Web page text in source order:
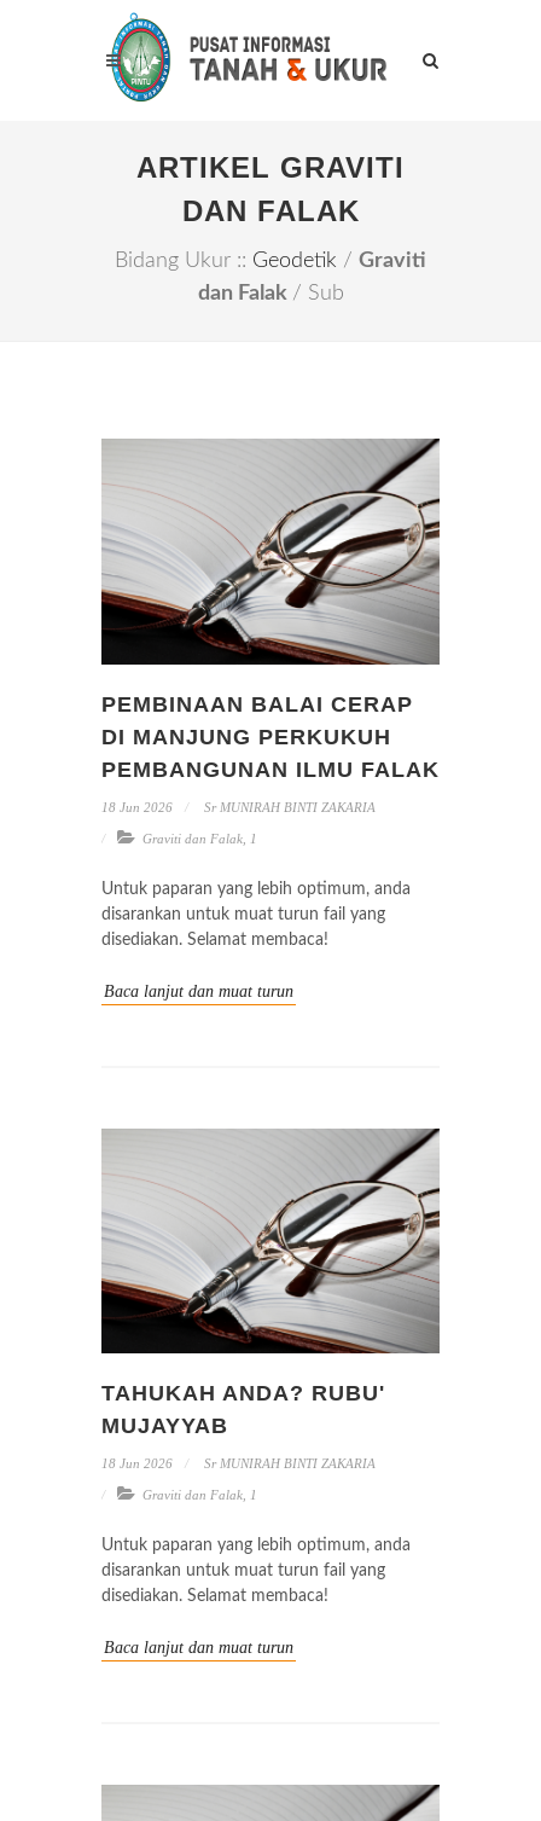
ARTIKEL GRAVITI
DAN FALAK
Bidang Ukur :: Geodetik / Graviti
dan Falak / Sub
PEMBINAAN BALAI CERAP
DI MANJUNG PERKUKUH
PEMBANGUNAN ILMU FALAK
18 Jun 2026 Sr MUNIRAH BINTI ZAKARIA
Graviti dan Falak 1
Untuk paparan yang lebih optimum, anda
disarankan untuk muat turun fail yang
disediakan. Selamat membaca!
Baca lanjut dan muat turun
TAHUKAH ANDA? RUBU'
MUJAYYAB
18 Jun 2026 Sr MUNIRAH BINTI ZAKARIA
Graviti dan Falak, 1
Untuk paparan yang lebih optimum, anda
disarankan untuk muat turun fail yang
disediakan. Selamat membaca!
Baca lanjut dan muat turun